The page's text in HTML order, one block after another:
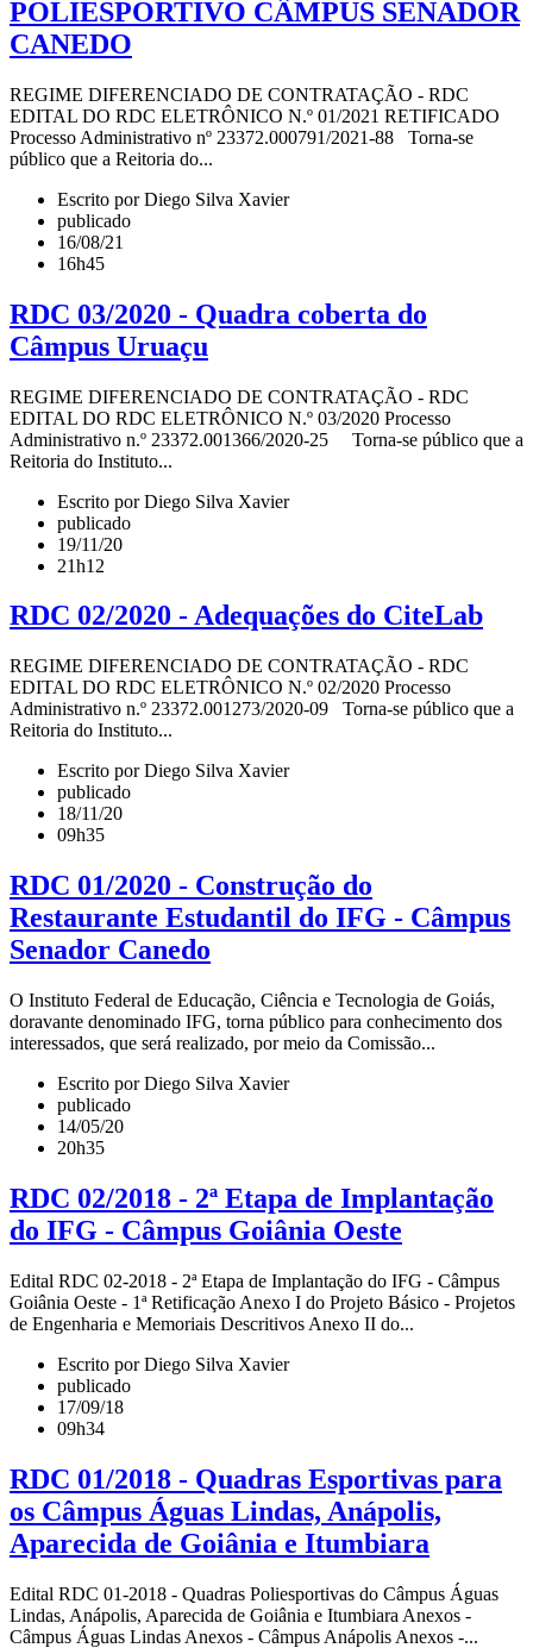
POLIESPORTIVO CÂMPUS SENADOR
CANEDO
REGIME DIFERENCIADO DE CONTRATAÇÃO - RDC
EDITAL DO RDC ELETRÔNICO N.º 01/2021 RETIFICADO
Processo Administrativo nº 23372.000791/2021-88 Torna-se
público que a Reitoria do...
Escrito por Diego Silva Xavier
publicado
16/08/21
16h45
RDC 03/2020 - Quadra coberta do
Câmpus Uruaçu
REGIME DIFERENCIADO DE CONTRATAÇÃO - RDC
EDITAL DO RDC ELETRÔNICO N.º 03/2020 Processo
Administrativo n.º 23372.001366/2020-25 Torna-se público que a
Reitoria do Instituto...
Escrito por Diego Silva Xavier
publicado
19/11/20
21h12
RDC 02/2020 - Adequações do CiteLab
REGIME DIFERENCIADO DE CONTRATAÇÃO - RDC
EDITAL DO RDC ELETRÔNICO N.º 02/2020 Processo
Administrativo n.º 23372.001273/2020-09 Torna-se público que a
Reitoria do Instituto...
Escrito por Diego Silva Xavier
publicado
18/11/20
09h35
RDC 01/2020 - Construção do
Restaurante Estudantil do IFG - Câmpus
Senador Canedo
O Instituto Federal de Educação, Ciência e Tecnologia de Goiás,
doravante denominado IFG, torna público para conhecimento dos
interessados, que será realizado, por meio da Comissão...
Escrito por Diego Silva Xavier
publicado
14/05/20
20h35
RDC 02/2018 - 2ª Etapa de Implantação
do IFG - Câmpus Goiânia Oeste
Edital RDC 02-2018 - 2ª Etapa de Implantação do IFG - Câmpus
Goiânia Oeste - 1ª Retificação Anexo I do Projeto Básico - Projetos
de Engenharia e Memoriais Descritivos Anexo II do...
Escrito por Diego Silva Xavier
publicado
17/09/18
09h34
RDC 01/2018 - Quadras Esportivas para
os Câmpus Águas Lindas, Anápolis,
Aparecida de Goiânia e Itumbiara
Edital RDC 01-2018 - Quadras Poliesportivas do Câmpus Águas
Lindas, Anápolis, Aparecida de Goiânia e Itumbiara Anexos -
Câmpus Águas Lindas Anexos - Câmpus Anápolis Anexos -...